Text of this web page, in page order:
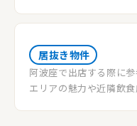
居抜き物件
阿波座で出店する際に
エリアの魅力や近隣飲